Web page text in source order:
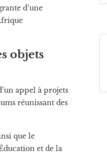
d’une
objets
appel à projets
réunissant des
que le
et de la